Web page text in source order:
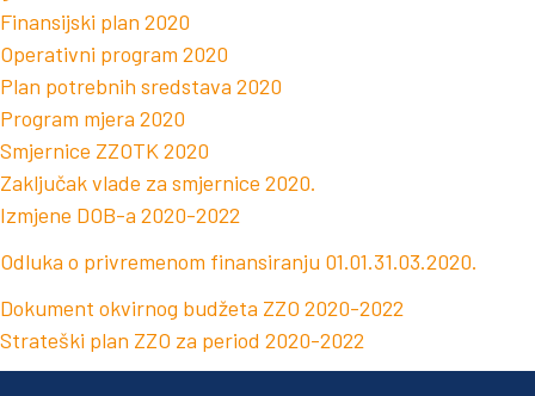
Finansijski plan 2020
Operativni program 2020
Plan potrebnih sredstava 2020
Program mjera 2020
Smjernice ZZOTK 2020
Zaključak vlade za smjernice 2020.
Izmjene DOB-a 2020-2022
Odluka o privremenom finansiranju 01.01.31.03.2020.
Dokument okvirnog budžeta ZZO 2020-2022
Strateški plan ZZO za period 2020-2022